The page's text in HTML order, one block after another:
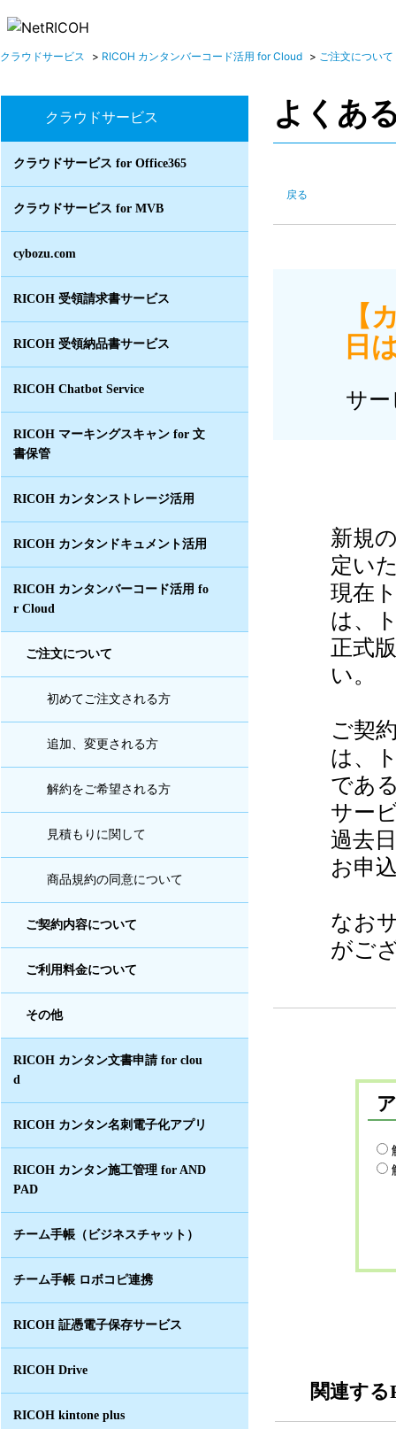
クラウドサービス > RICOH カンタンバーコード活用 for Cloud > ご注文について
クラウドサービス
クラウドサービス for Office365
クラウドサービス for MVB
cybozu.com
RICOH 受領請求書サービス
RICOH 受領納品書サービス
RICOH Chatbot Service
RICOH マーキングスキャン for 文
書保管
RICOH カンタンストレージ活用
RICOH カンタンドキュメント活用
RICOH カンタンバーコード活用 fo
r Cloud
ご注文について
初めてご注文される方
追加、変更される方
解約をご希望される方
見積もりに関して
商品規約の同意について
ご契約内容について
ご利用料金について
その他
RICOH カンタン文書申請 for clou
d
RICOH カンタン名刺電子化アプリ
RICOH カンタン施工管理 for AND
PAD
チーム手帳（ビジネスチャット）
チーム手帳 ロボコピ連携
RICOH 証憑電子保存サービス
RICOH Drive
RICOH kintone plus
よくあ
戻る
【
日
サ
新規
定い
現在
は、
正式
い。
ご契
は、
であ
サー
過去
お申
なお
がご
関連する